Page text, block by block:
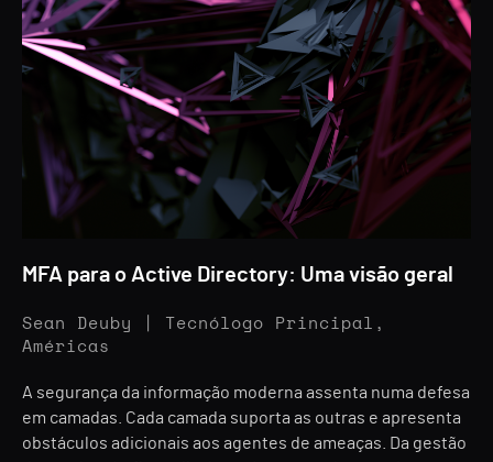
MFA para o Active Directory: Uma visão geral
Sean Deuby | Tecnólogo Principal,
Américas
A segurança da informação moderna assenta numa defesa
em camadas. Cada camada suporta as outras e apresenta
obstáculos adicionais aos agentes de ameaças. Da gestão